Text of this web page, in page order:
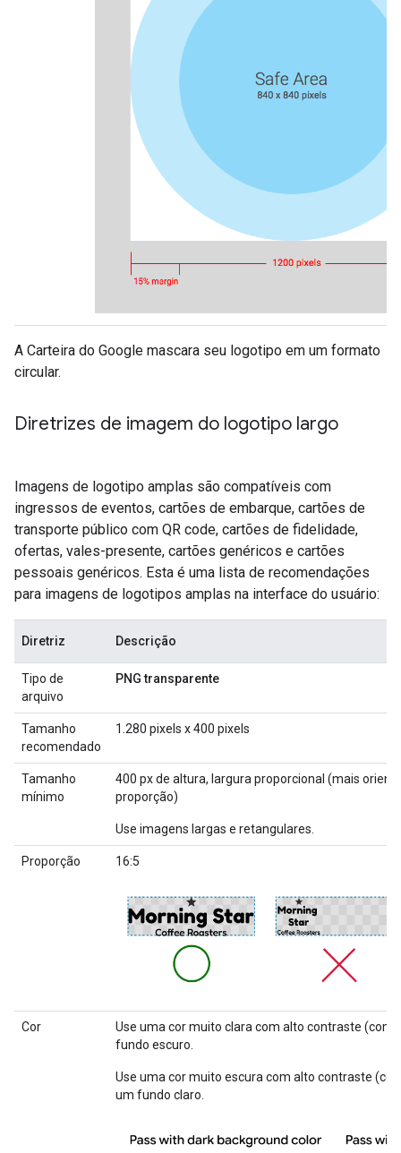
A Carteira do Google mascara seu logotipo em um formato
circular.
Diretrizes de imagem do logotipo largo
Imagens de logotipo amplas são compatíveis com
ingressos de eventos, cartões de embarque, cartões de
transporte público com QR code, cartões de fidelidade,
ofertas, vales-presente, cartões genéricos e cartões
pessoais genéricos. Esta é uma lista de recomendações
para imagens de logotipos amplas na interface do usuário:
Diretriz Descrição
Tipo de
arquivo
PNG transparente
Tamanho
recomendado
1.280 pixels x 400 pixels
Tamanho
mínimo
400 px de altura, largura proporcional (mais
proporção)
Use imagens largas e retangulares.
Proporção 16:5
Cor
Use uma cor muito clara com alto contraste
fundo escuro.
Use uma cor muito escura com alto contraste
um fundo claro.